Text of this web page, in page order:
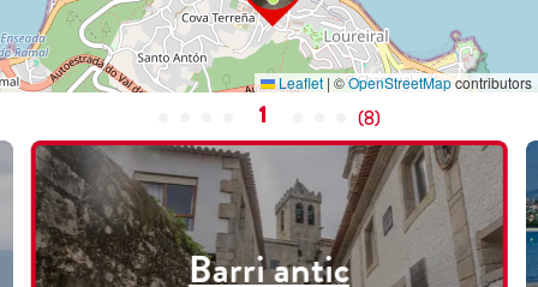
Leaflet | ©OpenStreetMapcontributors
1 (8)
Barri antic